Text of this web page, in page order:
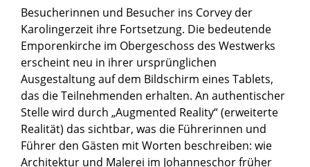
Besucherinnen und Besucher ins Corvey der
Karolingerzeit ihre Fortsetzung. Die bedeutende
Emporenkirche im Obergeschoss des Westwerks
erscheint neu in ihrer ursprünglichen
Ausgestaltung auf dem Bildschirm eines Tablets,
das die Teilnehmenden erhalten. An authentischer
Stelle wird durch „Augmented Reality“ (erweiterte
Realität) das sichtbar, was die Führerinnen und
Führer den Gästen mit Worten beschreiben: wie
Architektur und Malerei im Johanneschor früher